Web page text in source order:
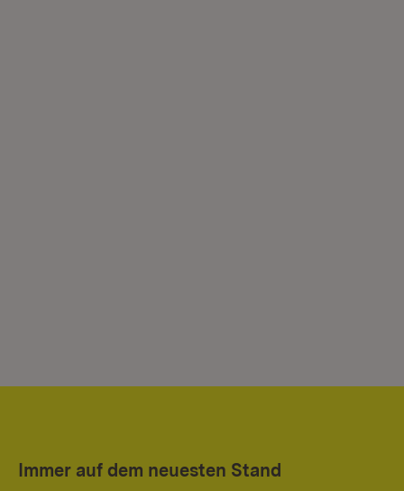
Immer auf dem neuesten Stand